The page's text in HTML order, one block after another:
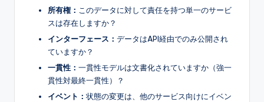
所有権： このデータに対して責任を持つ単一のサービ
スは存在しますか？
インターフェース： データはAPI経由でのみ公開され
ていますか？
一貫性： 一貫性モデルは文書化されていますか（強一
貫性対最終一貫性）？
イベント： 状態の変更は、他のサービス向けにイベン